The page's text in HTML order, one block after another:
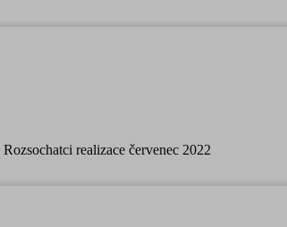
realizace červenec 2022